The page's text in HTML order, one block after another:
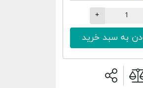
+
به سبد خرید